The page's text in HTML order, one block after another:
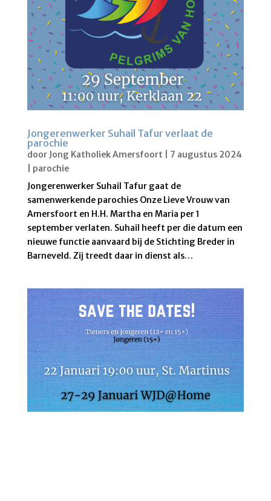
Jongerenwerker Suhail Tafur verlaat de
parochie
door Jong Katholiek Amersfoort
7 augustus 2024
parochie
Jongerenwerker Suhail Tafur gaat de
samenwerkende parochies Onze Lieve Vrouw van
Amersfoort en H.H. Martha en Maria per 1
september verlaten. Suhail heeft per die datum een
nieuwe functie aanvaard bij de Stichting Breder in
Barneveld. Zij treedt daar in dienst als…